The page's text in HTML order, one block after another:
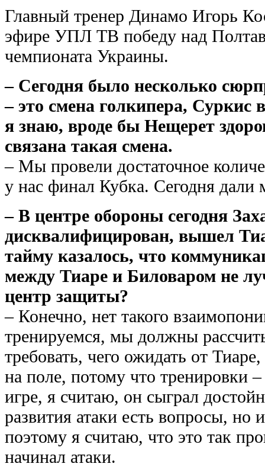
Главный тренер Динамо Игорь
эфире УПЛ ТВ победу над
чемпионата Украины.
– Сегодня было несколько
– это смена голкипера,
я знаю, вроде бы Нещерет
связана такая смена.
– Мы провели достаточное
у нас финал Кубка. Сегодня дали
– В центре обороны сегодня
дисквалифицирован, вышел
тайму казалось, что
между Тиаре и Биловаром не
центр защиты?
– Конечно, нет такого
тренируемся, мы должны
требовать, чего ожидать от
на поле, потому что тренировки
игре, я считаю, он сыграл
развития атаки есть вопросы, но
поэтому я считаю, что это так
начинал атаки.